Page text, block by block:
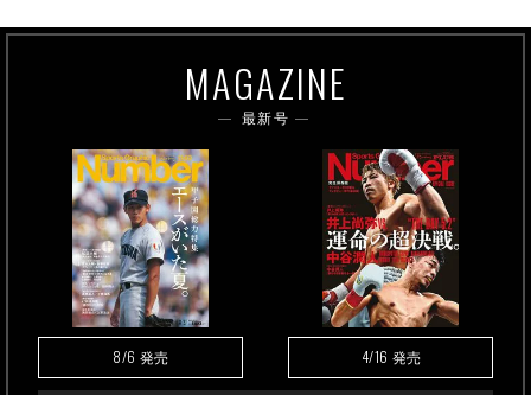
MAGAZINE
最新号
8/6 発売 4/16 発売